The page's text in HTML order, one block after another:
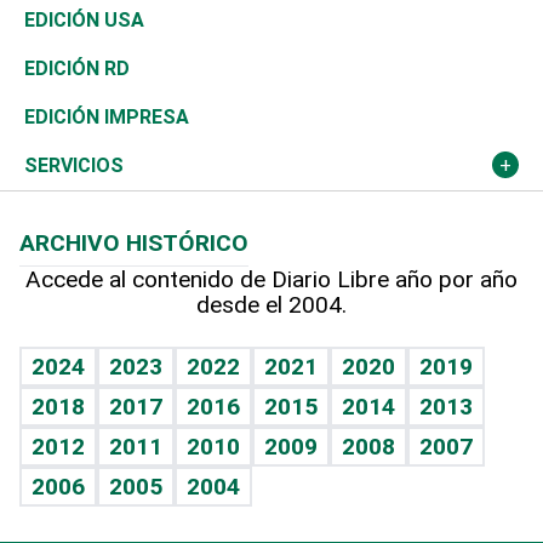
Reportajes
África
Ocenanía
Caribe
Resto del mundo
Vivienda
Telecom.
Global y variable
Economía personal
Buena Vida
Sociales
Novedades
Podcast Arte Libre
Hablando con el pediatra
Vida y familia
Eñe
Celebrando la vida
Sin complejos
Ciclismo
Tenis
Olimpismo
Más deportes
Línea de hit
TBT Deportivo
En Directo
El Espía
Noticiero Poteleche
Columnistas
Más firmas
Tecnología
Historia
Martes de tecnología
Cambio climático
Economía
Revista
Deportes
Opinión
Hecho en casa
Guía del dinero
EDICIÓN USA
EDICIÓN RD
EDICIÓN IMPRESA
SERVICIOS
Cumpleaños
Horóscopos
Crucigramas
ARCHIVO HISTÓRICO
Accede al contenido de Diario Libre año por año
desde el 2004.
2024 2023 2022 2021 2020
2019
2018
2017 2016 2015 2014
2013
2012
2011 2010 2009 2008
2007
2006
2005 2004